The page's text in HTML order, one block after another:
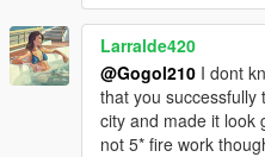
Larralde420
@Gogol210 I dont
that you successfully
city and made it look
not 5* fire work